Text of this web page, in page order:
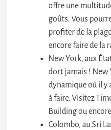
offre une
goûts. Vous
profiter de la
encore faire de la
New York, aux
dort jamais ! New
dynamique où il y
à faire. Visitez
Building ou
Colombo, au Sri